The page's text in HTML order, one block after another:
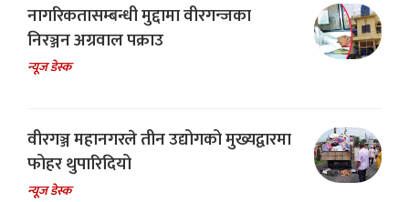
नागरिकतासम्बन्धी मुद्दामा वीरगन्जका
निरञ्जन अग्रवाल पक्राउ
न्यूज डेस्क
वीरगञ्ज महानगरले तीन उद्योगको मुख्यद्वारमा
फोहर थुपारिदियो
न्यूज डेस्क